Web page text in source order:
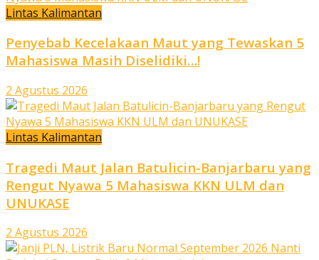
Lintas Kalimantan
Penyebab Kecelakaan Maut yang Tewaskan 5
Mahasiswa Masih Diselidiki…!
2 Agustus 2026
Lintas Kalimantan
Tragedi Maut Jalan Batulicin-Banjarbaru yang
Rengut Nyawa 5 Mahasiswa KKN ULM dan
UNUKASE
2 Agustus 2026